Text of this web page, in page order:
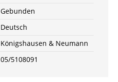
Gebunden
Deutsch
Königshausen & Neumann
05/5108091